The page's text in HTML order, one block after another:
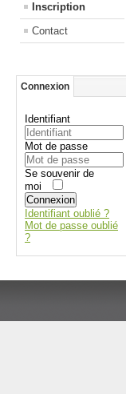
Inscription
Contact
Connexion
Identifiant
Mot de passe
Se souvenir de
moi
Connexion
Identifiant oublié ?
Mot de passe oublié
?